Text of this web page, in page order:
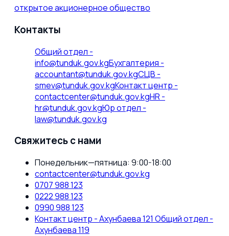
открытое акционерное общество
Контакты
Общий отдел -
info@tunduk.gov.kgБухгалтерия -
accountant@tunduk.gov.kgСЦВ -
smev@tunduk.gov.kgКонтакт центр -
contactcenter@tunduk.gov.kgHR-
hr@tunduk.gov.kgЮр отдел -
law@tunduk.gov.kg
Свяжитесь с нами
Понедельник—пятница: 9:00-18:00
contactcenter@tunduk.gov.kg
0707 988 123
0222 988 123
0990 988 123
Контакт центр - Ахунбаева 121 Общий отдел -
Ахунбаева 119